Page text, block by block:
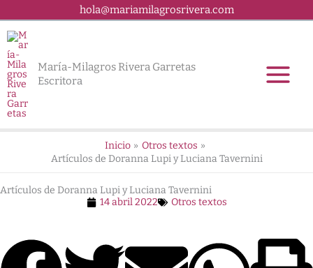
hola@mariamilagrosrivera.com
María-Milagros Rivera Garretas
Escritora
Inicio
Otros textos
Artículos de Doranna Lupi y Luciana Tavernini
Artículos de Doranna Lupi y Luciana Tavernini
14 abril 2022
Otros textos